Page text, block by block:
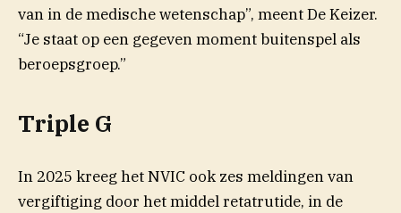
van in de medische wetenschap”, meent De Keizer.
“Je staat op een gegeven moment buitenspel als
beroepsgroep.”
Triple G
In 2025 kreeg het NVIC ook zes meldingen van
vergiftiging door het middel retatrutide, in de